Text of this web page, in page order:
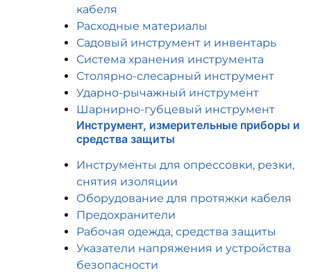
кабеля
Расходные материалы
Садовый инструмент и инвентарь
Система хранения инструмента
Столярно-слесарный инструмент
Ударно-рычажный инструмент
Шарнирно-губцевый инструмент
Инструмент, измерительные приборы и
средства защиты
Инструменты для опрессовки, резки,
снятия изоляции
Оборудование для протяжки кабеля
Предохранители
Рабочая одежда, средства защиты
Указатели напряжения и устройства
безопасности